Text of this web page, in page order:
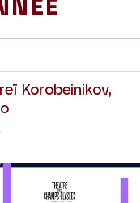
Korobeinikov,